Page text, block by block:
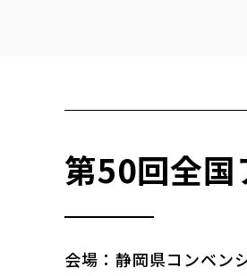
第50回全国
会場：静岡県コンベン